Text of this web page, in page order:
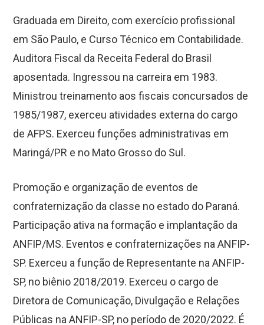
Graduada em Direito, com exercício profissional
em São Paulo, e Curso Técnico em Contabilidade.
Auditora Fiscal da Receita Federal do Brasil
aposentada. Ingressou na carreira em 1983.
Ministrou treinamento aos fiscais concursados de
1985/1987, exerceu atividades externa do cargo
de AFPS. Exerceu funções administrativas em
Maringá/PR e no Mato Grosso do Sul.
Promoção e organização de eventos de
confraternização da classe no estado do Paraná.
Participação ativa na formação e implantação da
ANFIP/MS. Eventos e confraternizações na ANFIP-
SP. Exerceu a função de Representante na ANFIP-
SP, no biênio 2018/2019. Exerceu o cargo de
Diretora de Comunicação, Divulgação e Relações
Públicas na ANFIP-SP, no período de 2020/2022. É